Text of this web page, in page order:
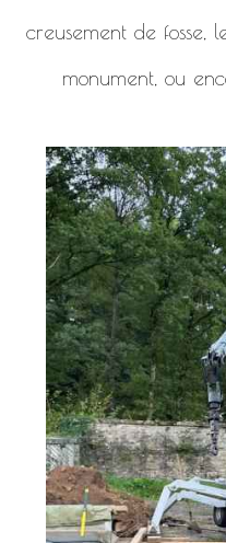
creusement de fosse,
monument, ou